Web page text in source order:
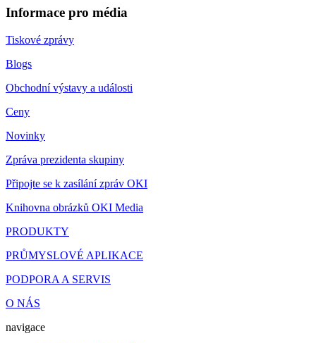
Informace pro média
Tiskové zprávy
Blogs
Obchodní výstavy a události
Ceny
Novinky
Zpráva prezidenta skupiny
Připojte se k zasílání zpráv OKI
Knihovna obrázků OKI Media
PRODUKTY
PRŮMYSLOVÉ APLIKACE
PODPORA A SERVIS
O NÁS
navigace